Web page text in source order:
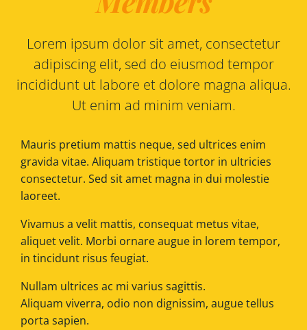
Lorem ipsum dolor sit amet, consectetur
adipiscing elit, sed do eiusmod tempor
incididunt ut labore et dolore magna aliqua.
Ut enim ad minim veniam.
Mauris pretium mattis neque, sed ultrices enim
gravida vitae. Aliquam tristique tortor in ultricies
consectetur. Sed sit amet magna in dui molestie
laoreet.
Vivamus a velit mattis, consequat metus vitae,
aliquet velit. Morbi ornare augue in lorem tempor,
in tincidunt risus feugiat.
Nullam ultrices ac mi varius sagittis.
Aliquam viverra, odio non dignissim, augue tellus
porta sapien.